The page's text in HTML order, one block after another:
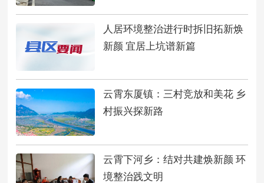
人居环境整治进行时拆旧拓新焕
新颜 宜居上坑谱新篇
云霄东厦镇：三村竞放和美花 乡
村振兴探新路
云霄下河乡：结对共建焕新颜 环
境整治践文明